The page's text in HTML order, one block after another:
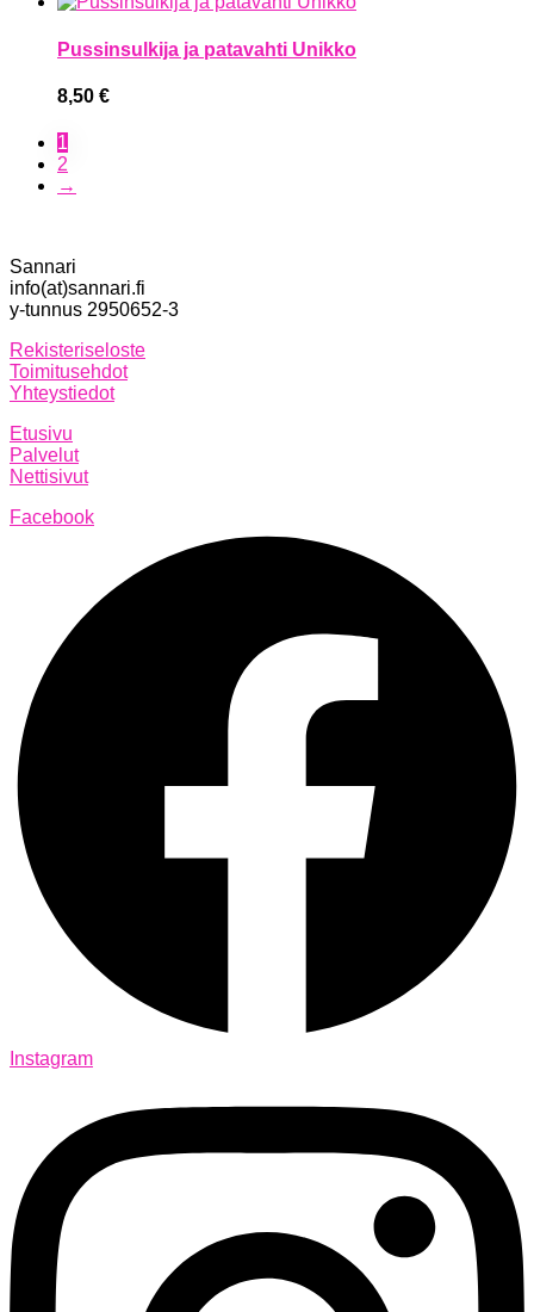
Pussinsulkija ja patavahti Unikko
8,50 €
1
2
→
Sannari
info(at)sannari.fi
y-tunnus 2950652-3
Rekisteriseloste
Toimitusehdot
Yhteystiedot
Etusivu
Palvelut
Nettisivut
Facebook
Instagram